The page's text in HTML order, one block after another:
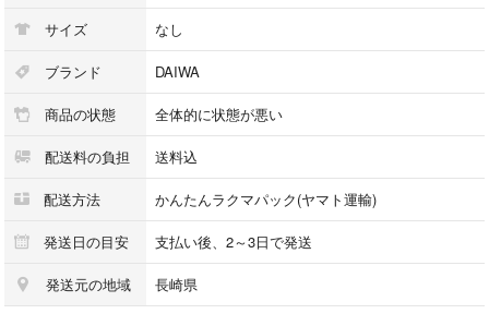
サイズ なし
ブランド DAIWA
商品の状態 全体的に状態が悪い
配送料の負担 送料込
配送方法 かんたんラクマパック(ヤマト運輸)
発送日の目安 支払い後、2～3日で発送
発送元の地域 長崎県